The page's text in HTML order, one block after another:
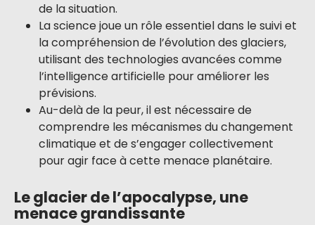
de la situation.
La science joue un rôle essentiel dans le suivi et
la compréhension de l’évolution des glaciers,
utilisant des technologies avancées comme
l’intelligence artificielle pour améliorer les
prévisions.
Au-delà de la peur, il est nécessaire de
comprendre les mécanismes du changement
climatique et de s’engager collectivement
pour agir face à cette menace planétaire.
Le glacier de l’apocalypse, une
menace grandissante